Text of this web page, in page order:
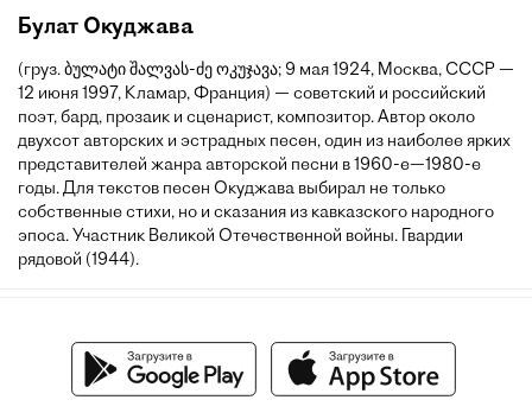
Булат Окуджава
(груз. ბულატი შალვას-ძე ოკუჯავა; 9 мая 1924, Москва, СССР —
12 июня 1997, Кламар, Франция) — советский и российский
поэт, бард, прозаик и сценарист, композитор. Автор около
двухсот авторских и эстрадных песен, один из наиболее ярких
представителей жанра авторской песни в 1960-е—1980-е
годы. Для текстов песен Окуджава выбирал не только
собственные стихи, но и сказания из кавказского народного
эпоса. Участник Великой Отечественной войны. Гвардии
рядовой (1944).